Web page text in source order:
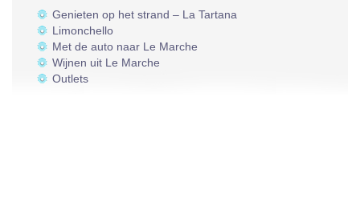
Genieten op het strand – La Tartana
Limonchello
Met de auto naar Le Marche
Wijnen uit Le Marche
Outlets